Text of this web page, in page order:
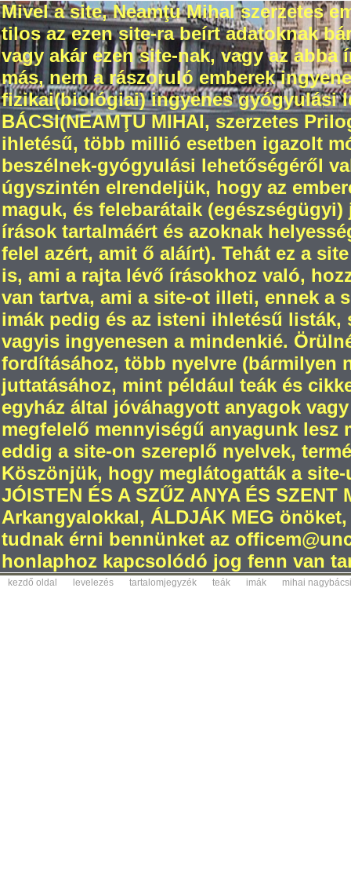
Mivel a site, Neamţu Mihal szerzetes
tilos az ezen site-ra beírt adatoknak
vagy akár ezen site-nak, vagy az
más, nem a rászoruló emberek
fizikai(biológiai) ingyenes gyógyulási
BÁCSI(NEAMŢU MIHAI, szerzetes
ihletésű, több millió esetben igazolt
beszélnek-gyógyulási lehetőségéről
úgyszintén elrendeljük, hogy az
maguk, és felebarátaik
írások tartalmáért és azoknak
felel azért, amit ő aláírt). Tehát ez a
is, ami a rajta lévő írásokhoz való,
van tartva, ami a site-ot illeti, ennek a
imák pedig és az isteni ihletésű
vagyis ingyenesen a mindenkié.
fordításához, több nyelvre (bármilyen
juttatásához, mint például teák és
egyház által jóváhagyott anyagok
megfelelő mennyiségű anyagunk lesz
eddig a site-on szereplő nyelvek,
Köszönjük, hogy meglátogatták a
JÓISTEN ÉS A SZŰZ ANYA ÉS
Arkangyalokkal, ÁLDJÁK MEG
tudnak érni bennünket az
honlaphoz kapcsolódó jog fenn van
kezdő oldal levelezés tartalomjegyzék teák imák mihai nagybácsi